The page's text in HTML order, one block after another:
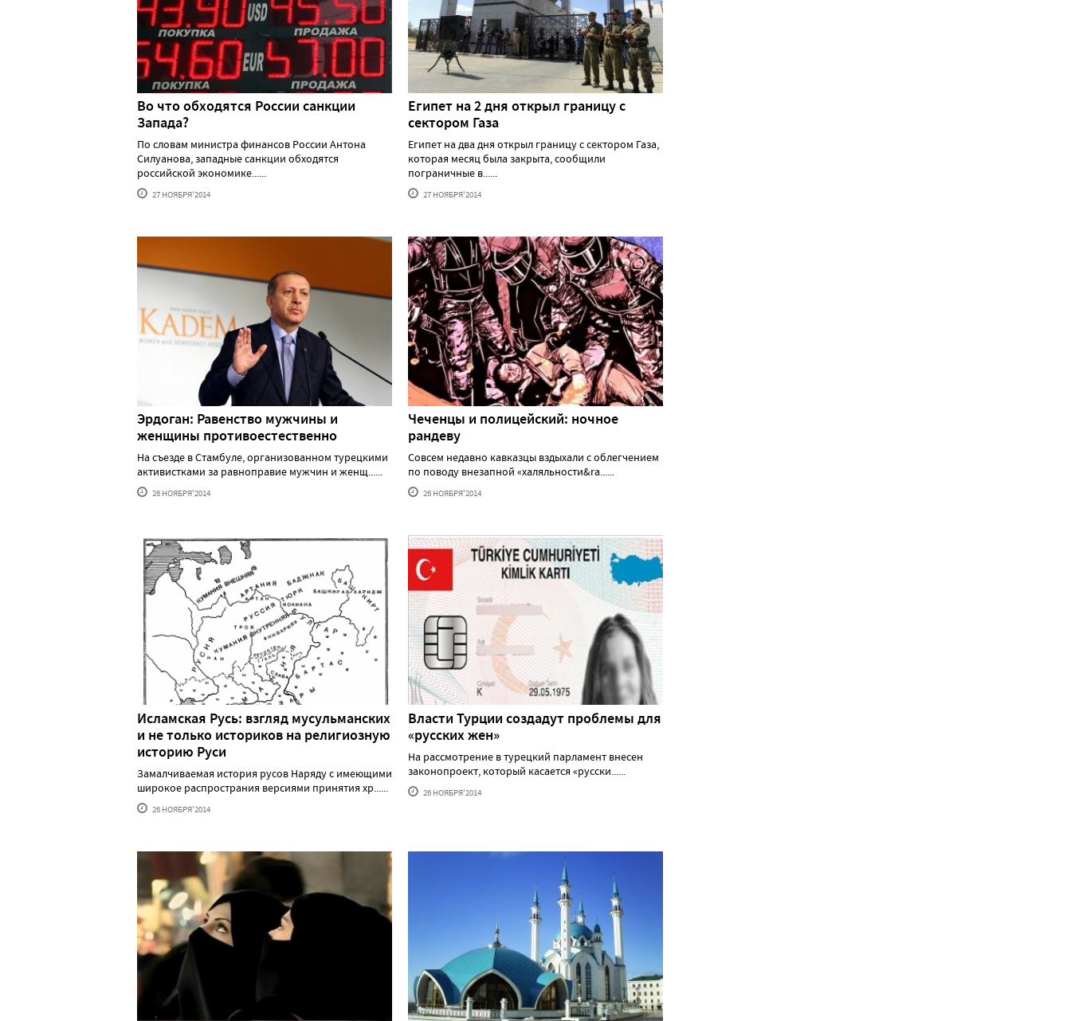
Во что обходятся России санкции
Запада?
По словам министра финансов России Антона
Силуанова, западные санкции обходятся
российской экономике......
27 НОЯБРЯ'2014
Египет на 2 дня открыл границу с
сектором Газа
Египет на два дня открыл границу с сектором Газа,
которая месяц была закрыта, сообщили
пограничные в......
27 НОЯБРЯ'2014
Эрдоган: Равенство мужчины и
женщины противоестественно
На съезде в Стамбуле, организованном турецкими
активистками за равноправие мужчин и женщ......
26 НОЯБРЯ'2014
Чеченцы и полицейский: ночное
рандеву
Совсем недавно кавказцы вздыхали с облегчением
по поводу внезапной «халяльности&ra......
26 НОЯБРЯ'2014
Исламская Русь: взгляд мусульманских
и не только историков на религиозную
историю Руси
Замалчиваемая история русов Наряду с имеющими
широкое распространия версиями принятия хр......
26 НОЯБРЯ'2014
Власти Турции создадут проблемы для
«русских жен»
На рассмотрение в турецкий парламент внесен
законопроект, который касается «русски......
26 НОЯБРЯ'2014